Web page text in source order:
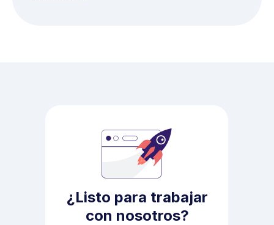
¿Listo para trabajar
con nosotros?